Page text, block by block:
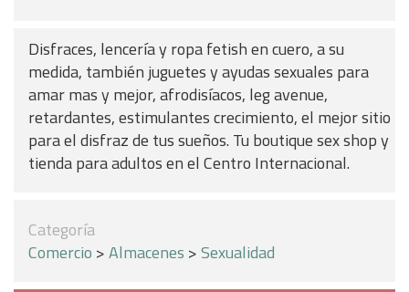
Disfraces, lencería y ropa fetish en cuero, a su
medida, también juguetes y ayudas sexuales para
amar mas y mejor, afrodisíacos, leg avenue,
retardantes, estimulantes crecimiento, el mejor sitio
para el disfraz de tus sueños. Tu boutique sex shop y
tienda para adultos en el Centro Internacional.
Categoría
Comercio >Almacenes >Sexualidad